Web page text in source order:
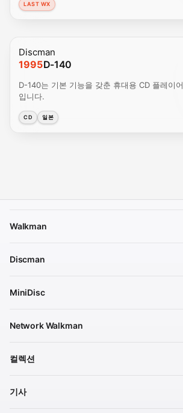
LAST WX
Discman
1995D-140
D-140는 기본 기능을 갖춘 휴대용 CD 플레이어
입니다.
CD 일본
Walkman
Discman
MiniDisc
Network Walkman
컬렉션
기사